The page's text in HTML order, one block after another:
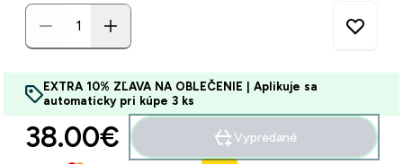
EXTRA 10% ZĽAVA NA OBLEČENIE | Aplikuje sa
automaticky pri kúpe 3 ks
38.00€‎ Vypredané